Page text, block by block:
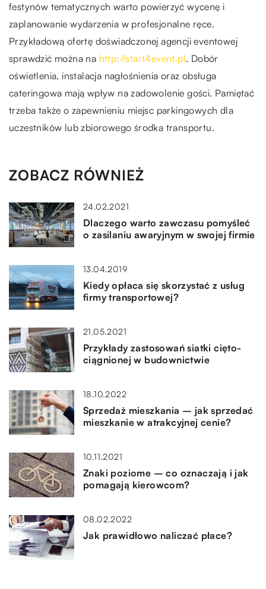
festynów tematycznych warto powierzyć wycenę i
zaplanowanie wydarzenia w profesjonalne ręce.
Przykładową ofertę doświadczonej agencji eventowej
sprawdzić można na http://start4event.pl. Dobór
oświetlenia, instalacja nagłośnienia oraz obsługa
cateringowa mają wpływ na zadowolenie gości. Pamiętać
trzeba także o zapewnieniu miejsc parkingowych dla
uczestników lub zbiorowego środka transportu.
ZOBACZ RÓWNIEŻ
24.02.2021
Dlaczego warto zawczasu pomyśleć
o zasilaniu awaryjnym w swojej firmie
13.04.2019
Kiedy opłaca się skorzystać z usług
firmy transportowej?
21.05.2021
Przykłady zastosowań siatki cięto-
ciągnionej w budownictwie
18.10.2022
Sprzedaż mieszkania – jak sprzedać
mieszkanie w atrakcyjnej cenie?
10.11.2021
Znaki poziome – co oznaczają i jak
pomagają kierowcom?
08.02.2022
Jak prawidłowo naliczać płace?